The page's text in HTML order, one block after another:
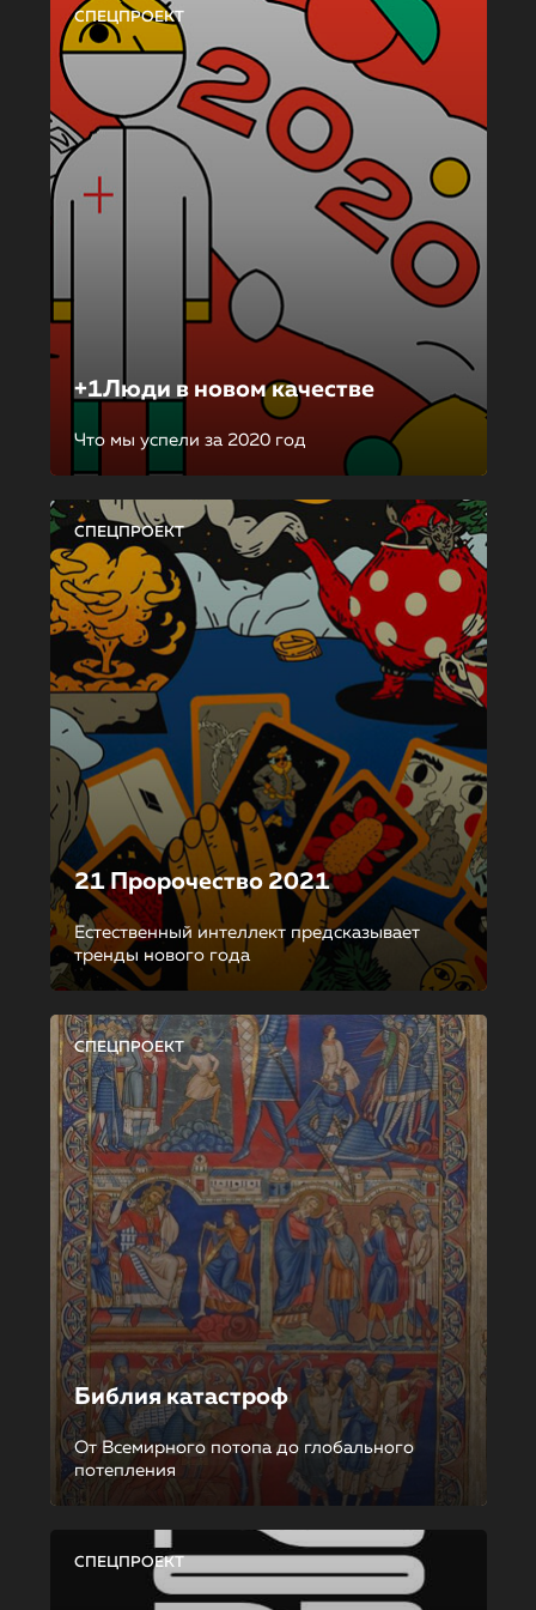
СПЕЦПРОЕКТ
+1Люди в новом качестве
Что мы успели за 2020 год
СПЕЦПРОЕКТ
21 Пророчество 2021
Естественный интеллект предсказывает
тренды нового года
СПЕЦПРОЕКТ
Библия катастроф
От Всемирного потопа до глобального
потепления
СПЕЦПРОЕКТ